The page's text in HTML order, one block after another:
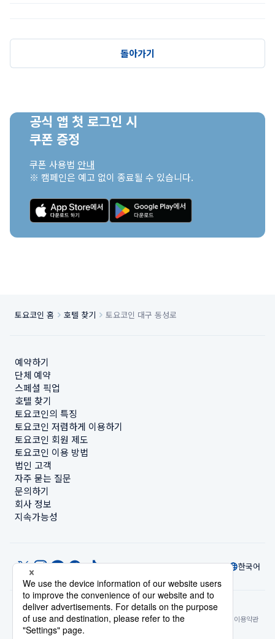
돌아가기
공식 앱 첫 로그인 시
쿠폰 증정
쿠폰 사용법 안내
※ 캠페인은 예고 없이 종료될 수 있습니다.
토요코인 홈 호텔 찾기 토요코인 대구 동성로
예약하기
단체 예약
스페셜 픽업
호텔 찾기
토요코인의 특징
토요코인 저렴하게 이용하기
토요코인 회원 제도
토요코인 이용 방법
법인 고객
자주 묻는 질문
문의하기
회사 정보
지속가능성
한국어
© Toyoko Inn Co., Ltd.
개인정보 설정개인정보 보호정책특정상거래법에 관한 표기사이트 정책
숙박시설 이용약관
계정 이용 약관카드 회원 약관